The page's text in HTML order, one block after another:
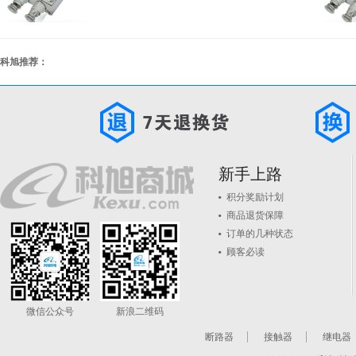
科旭推荐：
微信公众号 新浪二维码
新手上路
积分奖励计划
商品退货保障
订单的几种状态
顾客必读
断路器 接触器 继电器